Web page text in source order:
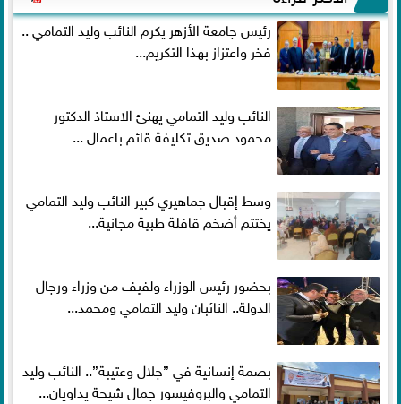
رئيس جامعة الأزهر يكرم النائب وليد التمامي ..
فخر واعتزاز بهذا التكريم...
النائب وليد التمامي يهنئ الاستاذ الدكتور
محمود صديق تكليفة قائم باعمال ...
وسط إقبال جماهيري كبير النائب وليد التمامي
يختتم أضخم قافلة طبية مجانية...
بحضور رئيس الوزراء ولفيف من وزراء ورجال
الدولة.. النائبان وليد التمامي ومحمد...
بصمة إنسانية في ”جلال وعتيبة”.. النائب وليد
التمامي والبروفيسور جمال شيحة يداويان...